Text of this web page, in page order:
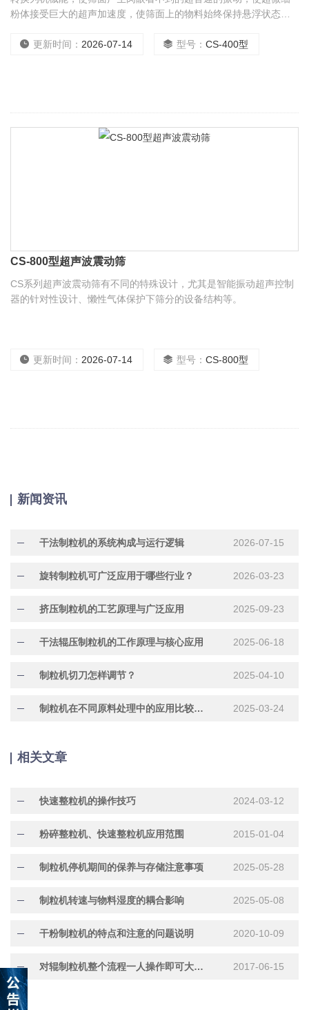
粉体接受巨大的超声加速度，使筛面上的物料始终保持悬浮状态，
和清网的目的，使超微细粉筛分成为易事。特别适合高品质、精细
更新时间： 2026-07-14 型号：CS-400型
CS-800型超声波震动筛
CS系列超声波震动筛有不同的特殊设计，尤其是智能振动超声控制
器的针对性设计、懒性气体保护下筛分的设备结构等。
更新时间： 2026-07-14 型号：CS-800型
新闻资讯
干法制粒机的系统构成与运行逻辑 2026-07-15
旋转制粒机可广泛应用于哪些行业？ 2026-03-23
挤压制粒机的工艺原理与广泛应用 2025-09-23
干法辊压制粒机的工作原理与核心应用 2025-06-18
制粒机切刀怎样调节？ 2025-04-10
制粒机在不同原料处理中的应用比较与分析 2025-03-24
相关文章
快速整粒机的操作技巧 2024-03-12
粉碎整粒机、快速整粒机应用范围 2015-01-04
制粒机停机期间的保养与存储注意事项 2025-05-28
制粒机转速与物料湿度的耦合影响 2025-05-08
干粉制粒机的特点和注意的问题说明 2020-10-09
对辊制粒机整个流程一人操作即可大大提升效率 2017-06-15